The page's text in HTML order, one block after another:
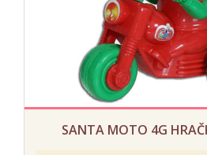
SANTA MOTO 4G